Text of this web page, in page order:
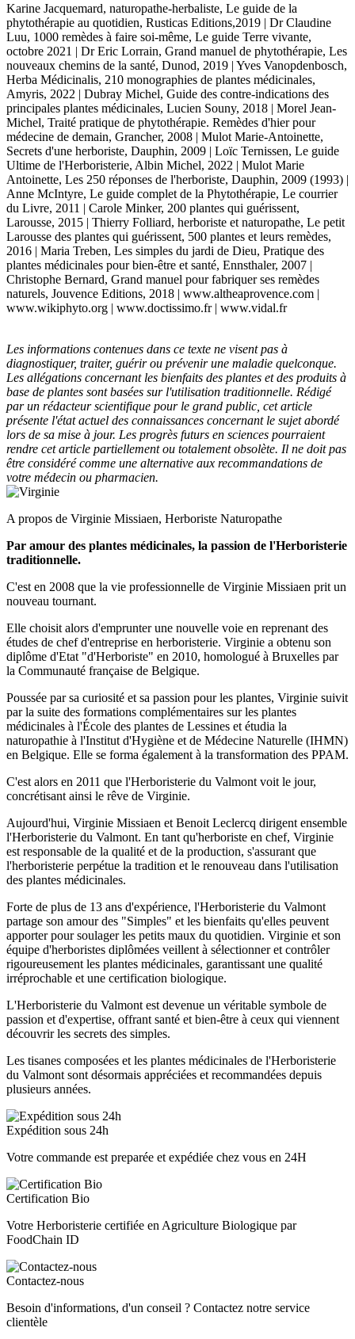
Karine Jacquemard, naturopathe-herbaliste, Le guide de la
phytothérapie au quotidien, Rusticas Editions,2019 | Dr Claudine
Luu, 1000 remèdes à faire soi-même, Le guide Terre vivante,
octobre 2021 | Dr Eric Lorrain, Grand manuel de phytothérapie, Les
nouveaux chemins de la santé, Dunod, 2019 | Yves Vanopdenbosch,
Herba Médicinalis, 210 monographies de plantes médicinales,
Amyris, 2022 | Dubray Michel, Guide des contre-indications des
principales plantes médicinales, Lucien Souny, 2018 | Morel Jean-
Michel, Traité pratique de phytothérapie. Remèdes d'hier pour
médecine de demain, Grancher, 2008 | Mulot Marie-Antoinette,
Secrets d'une herboriste, Dauphin, 2009 | Loïc Ternissen, Le guide
Ultime de l'Herboristerie, Albin Michel, 2022 | Mulot Marie
Antoinette, Les 250 réponses de l'herboriste, Dauphin, 2009 (1993) |
Anne McIntyre, Le guide complet de la Phytothérapie, Le courrier
du Livre, 2011 | Carole Minker, 200 plantes qui guérissent,
Larousse, 2015 | Thierry Folliard, herboriste et naturopathe, Le petit
Larousse des plantes qui guérissent, 500 plantes et leurs remèdes,
2016 | Maria Treben, Les simples du jardi de Dieu, Pratique des
plantes médicinales pour bien-être et santé, Ennsthaler, 2007 |
Christophe Bernard, Grand manuel pour fabriquer ses remèdes
naturels, Jouvence Editions, 2018 | www.altheaprovence.com |
www.wikiphyto.org | www.doctissimo.fr | www.vidal.fr
Les informations contenues dans ce texte ne visent pas à
diagnostiquer, traiter, guérir ou prévenir une maladie quelconque.
Les allégations concernant les bienfaits des plantes et des produits à
base de plantes sont basées sur l'utilisation traditionnelle. Rédigé
par un rédacteur scientifique pour le grand public, cet article
présente l'état actuel des connaissances concernant le sujet abordé
lors de sa mise à jour. Les progrès futurs en sciences pourraient
rendre cet article partiellement ou totalement obsolète. Il ne doit pas
être considéré comme une alternative aux recommandations de
votre médecin ou pharmacien.
A propos de Virginie Missiaen, Herboriste Naturopathe
Par amour des plantes médicinales, la passion de l'Herboristerie
traditionnelle.
C'est en 2008 que la vie professionnelle de Virginie Missiaen prit un
nouveau tournant.
Elle choisit alors d'emprunter une nouvelle voie en reprenant des
études de chef d'entreprise en herboristerie. Virginie a obtenu son
diplôme d'Etat "d'Herboriste" en 2010, homologué à Bruxelles par
la Communauté française de Belgique.
Poussée par sa curiosité et sa passion pour les plantes, Virginie suivit
par la suite des formations complémentaires sur les plantes
médicinales à l'École des plantes de Lessines et étudia la
naturopathie à l'Institut d'Hygiène et de Médecine Naturelle (IHMN)
en Belgique. Elle se forma également à la transformation des PPAM.
C'est alors en 2011 que l'Herboristerie du Valmont voit le jour,
concrétisant ainsi le rêve de Virginie.
Aujourd'hui, Virginie Missiaen et Benoit Leclercq dirigent ensemble
l'Herboristerie du Valmont. En tant qu'herboriste en chef, Virginie
est responsable de la qualité et de la production, s'assurant que
l'herboristerie perpétue la tradition et le renouveau dans l'utilisation
des plantes médicinales.
Forte de plus de 13 ans d'expérience, l'Herboristerie du Valmont
partage son amour des "Simples" et les bienfaits qu'elles peuvent
apporter pour soulager les petits maux du quotidien. Virginie et son
équipe d'herboristes diplômées veillent à sélectionner et contrôler
rigoureusement les plantes médicinales, garantissant une qualité
irréprochable et une certification biologique.
L'Herboristerie du Valmont est devenue un véritable symbole de
passion et d'expertise, offrant santé et bien-être à ceux qui viennent
découvrir les secrets des simples.
Les tisanes composées et les plantes médicinales de l'Herboristerie
du Valmont sont désormais appréciées et recommandées depuis
plusieurs années.
Expédition sous 24h
Votre commande est preparée et expédiée chez vous en 24H
Certification Bio
Votre Herboristerie certifiée en Agriculture Biologique par
FoodChain ID
Contactez-nous
Besoin d'informations, d'un conseil ? Contactez notre service
clientèle